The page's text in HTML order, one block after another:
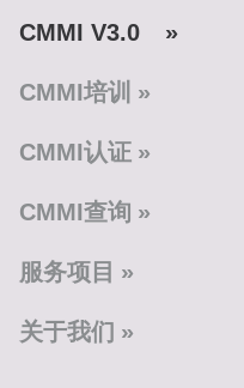
CMMI V3.0
CMMI培训
CMMI认证
CMMI查询
服务项目
关于我们